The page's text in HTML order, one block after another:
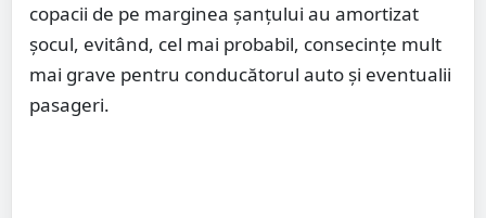
copacii de pe marginea șanțului au amortizat
șocul, evitând, cel mai probabil, consecințe mult
mai grave pentru conducătorul auto și eventualii
pasageri.